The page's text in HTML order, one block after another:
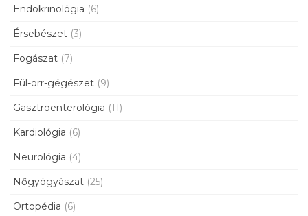
Endokrinológia (6)
Érsebészet (3)
Fogászat (7)
Fül-orr-gégészet (9)
Gasztroenterológia (11)
Kardiológia (6)
Neurológia (4)
Nőgyógyászat (25)
Ortopédia (6)